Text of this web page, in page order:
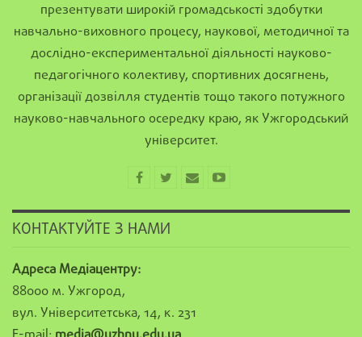
презентувати широкій громадськості здобутки
навчально-виховного процесу, наукової, методичної та
дослідно-експериментальної діяльності науково-
педагогічного колективу, спортивних досягнень,
організації дозвілля студентів тощо такого потужного
науково-навчального осередку краю, як Ужгородський
університет.
КОНТАКТУЙТЕ З НАМИ
Адреса Медіацентру:
88000 м. Ужгород,
вул. Університетська, 14, к. 231